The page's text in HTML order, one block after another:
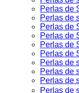
Perlas de
Perlas de
Perlas de
Perlas de
Perlas de
Perlas de
Perlas de
Perlas de
Perlas de
Perlas de